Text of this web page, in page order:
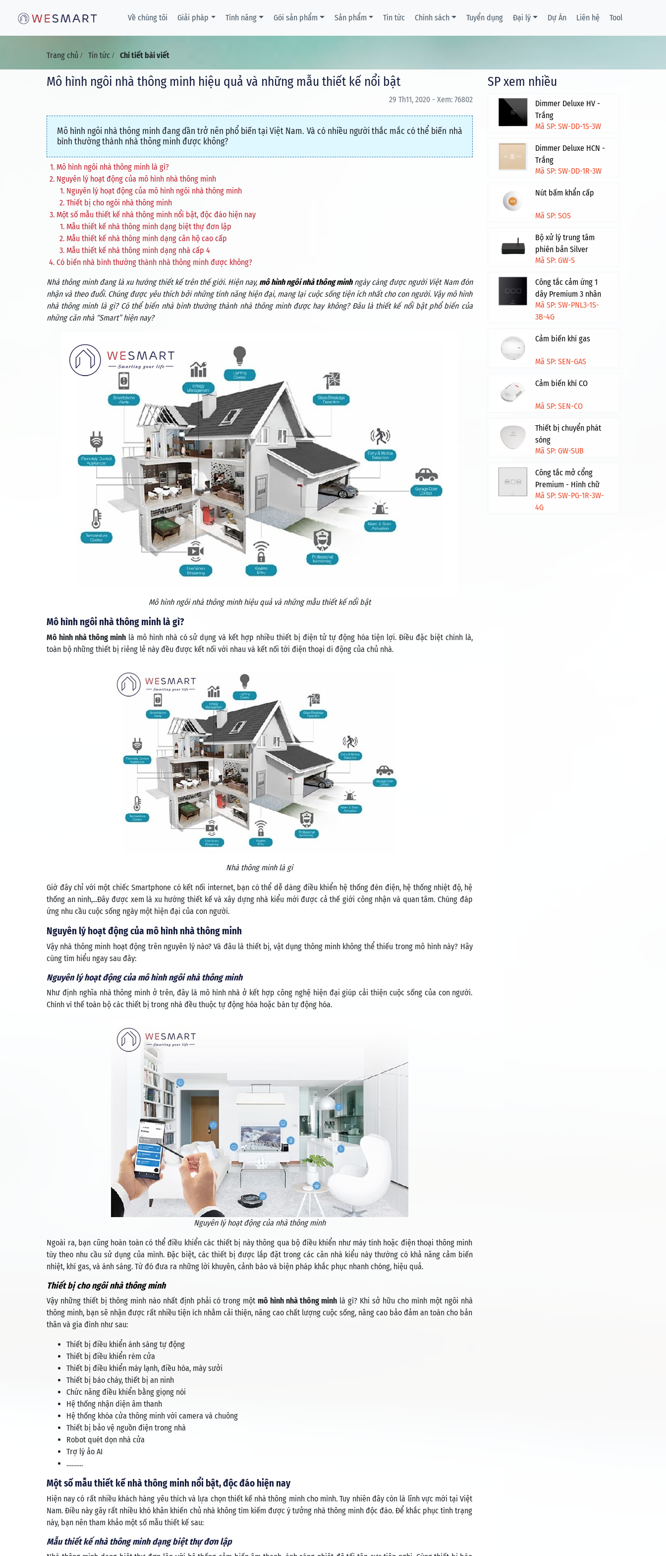
Về chúng tôi Giải pháp Tính năng Gói sản phẩm Sản phẩm Tin tức Chính sách Tuyển dụng Đại lý Dự Án Liên hệ Tool
Trang chủ / Tin tức / Chi tiết bài viết
Mô hình ngôi nhà thông minh hiệu quả và những mẫu thiết kế nổi bật
29 Th11, 2020 - Xem: 76802
Mô hình ngôi nhà thông minh đang dần trở nên phổ biến tại Việt Nam. Và có nhiều người thắc mắc có thể biến nhà
bình thường thành nhà thông minh được không?
Mô hình ngôi nhà thông minh là gì?
Nguyên lý hoạt động của mô hình nhà thông minh
Nguyên lý hoạt động của mô hình ngôi nhà thông minh
Thiết bị cho ngôi nhà thông minh
Một số mẫu thiết kế nhà thông minh nổi bật, độc đáo hiện nay
Mẫu thiết kế nhà thông minh dạng biệt thự đơn lập
Mẫu thiết kế nhà thông minh dạng căn hộ cao cấp
Mẫu thiết kế nhà thông minh dạng nhà cấp 4
Có biến nhà bình thường thành nhà thông minh được không?
Nhà thông minh đang là xu hướng thiết kế trên thế giới. Hiện nay, mô hình ngôi nhà thông minhngày càng được người Việt Nam đón
nhận và theo đuổi. Chúng được yêu thích bởi những tính năng hiện đại, mang lại cuộc sống tiện ích nhất cho con người. Vậy mô hình
nhà thông minh là gì? Có thể biến nhà bình thường thành nhà thông minh được hay không? Đâu là thiết kế nổi bật phổ biến của
những căn nhà “Smart” hiện nay?
Mô hình ngôi nhà thông minh hiệu quả và những mẫu thiết kế nổi bật
Mô hình ngôi nhà thông minh là gì?
Mô hình nhà thông minhlà mô hình nhà có sử dụng và kết hợp nhiều thiết bị điện tử tự động hóa tiện lợi. Điều đặc biệt chính là,
toàn bộ những thiết bị riêng lẻ này đều được kết nối với nhau và kết nối tới điện thoại di động của chủ nhà.
Nhà thông minh là gì
Giờ đây chỉ với một chiếc Smartphone có kết nối internet, bạn có thể dễ dàng điều khiển hệ thống đèn điện, hệ thống nhiệt độ, hệ
thống an ninh,...Đây được xem là xu hướng thiết kế và xây dựng nhà kiểu mới được cả thế giới công nhận và quan tâm. Chúng đáp
ứng nhu cầu cuộc sống ngày một hiện đại của con người.
Nguyên lý hoạt động của mô hình nhà thông minh
Vậy nhà thông minh hoạt động trên nguyên lý nào? Và đâu là thiết bị, vật dụng thông minh không thể thiếu trong mô hình này? Hãy
cùng tìm hiểu ngay sau đây:
Nguyên lý hoạt động của mô hình ngôi nhà thông minh
Như định nghĩa nhà thông minh ở trên, đây là mô hình nhà ở kết hợp công nghệ hiện đại giúp cải thiện cuộc sống của con người.
Chính vì thế toàn bộ các thiết bị trong nhà đều thuộc tự động hóa hoặc bán tự động hóa.
Nguyên lý hoạt động của nhà thông minh
Ngoài ra, bạn cũng hoàn toàn có thể điều khiển các thiết bị này thông qua bộ điều khiển như máy tính hoặc điện thoại thông minh
tùy theo nhu cầu sử dụng của mình. Đặc biệt, các thiết bị được lắp đặt trong các căn nhà kiểu này thường có khả năng cảm biến
nhiệt, khí gas, và ánh sáng. Từ đó đưa ra những lời khuyên, cảnh báo và biện pháp khắc phục nhanh chóng, hiệu quả.
Thiết bị cho ngôi nhà thông minh
Vậy những thiết bị thông minh nào nhất định phải có trong mộtmô hình nhà thông minh là gì? Khi sở hữu cho mình một ngôi nhà
thông minh, bạn sẽ nhận được rất nhiều tiện ích nhằm cải thiện, nâng cao chất lượng cuộc sống, nâng cao bảo đảm an toàn cho bản
thân và gia đình như sau:
Thiết bị điều khiển ánh sáng tự động
Thiết bị điều khiển rèm cửa
Thiết bị điều khiển máy lạnh, điều hòa, máy sưởi
Thiết bị báo cháy, thiết bị an ninh
Chức năng điều khiển bằng giọng nói
Hệ thống nhận diện âm thanh
Hệ thống khóa cửa thông minh với camera và chuông
Thiết bị bảo vệ nguồn điện trong nhà
Robot quét dọn nhà cửa
Trợ lý ảo AI
……….
Một số mẫu thiết kế nhà thông minh nổi bật, độc đáo hiện nay
Hiện nay có rất nhiều khách hàng yêu thích và lựa chọn thiết kế nhà thông minh cho mình. Tuy nhiên đây còn là lĩnh vực mới tại Việt
Nam. Điều này gây rất nhiều khó khăn khiến chủ nhà không tìm kiếm được ý tưởng nhà thông minh độc đáo. Để khắc phục tình trạng
này, bạn nên tham khảo một số mẫu thiết kế sau:
Mẫu thiết kế nhà thông minh dạng biệt thự đơn lập
SP xem nhiều
Dimmer Deluxe HV -
Trắng
Mã SP: SW-DD-1S-3W
Dimmer Deluxe HCN -
Trắng
Mã SP: SW-DD-1R-3W
Nút bấm khẩn cấp
Mã SP: SOS
Bộ xử lý trung tâm
phiên bản Silver
Mã SP: GW-S
Công tắc cảm ứng 1
dây Premium 3 nhân
HV - Đen viền vàng
Mã SP: SW-PNL3-1S-
3B-4G
Cảm biến khí gas
Mã SP: SEN-GAS
Cảm biến khí CO
Mã SP: SEN-CO
Thiết bị chuyển phát
sóng
Mã SP: GW-SUB
Công tắc mở cổng
Premium - Hình chữ
nhật - Trắng viền vàng
Mã SP: SW-PG-1R-3W-
4G